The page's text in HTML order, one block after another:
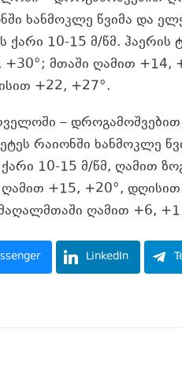
ხანმოკლე წვიმა და
ქარი 10-15 მ/წმ.
მთაში ღამით
+22, +27°.
–
რაიონში ხანმოკლე
10-15 მ/წმ, ღამით
ღამით +15, +20°,
ღამით +6,
LinkedIn